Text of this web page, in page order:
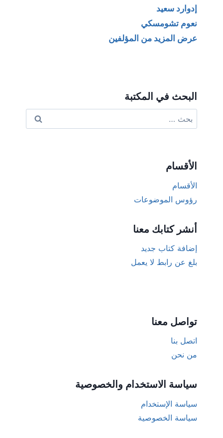
إدوارد سعيد
نعوم تشومسكي
عرض المزيد من المؤلفين
البحث في المكتبة
عن:
الأقسام
الأقسام
رؤوس الموضوعات
أنشر كتابك معنا
إضافة كتاب جديد
بلغ عن رابط لا يعمل
تواصل معنا
اتصل بنا
من نحن
سياسة الاستخدام والخصوصية
سياسة الإستخدام
سياسة الخصوصية